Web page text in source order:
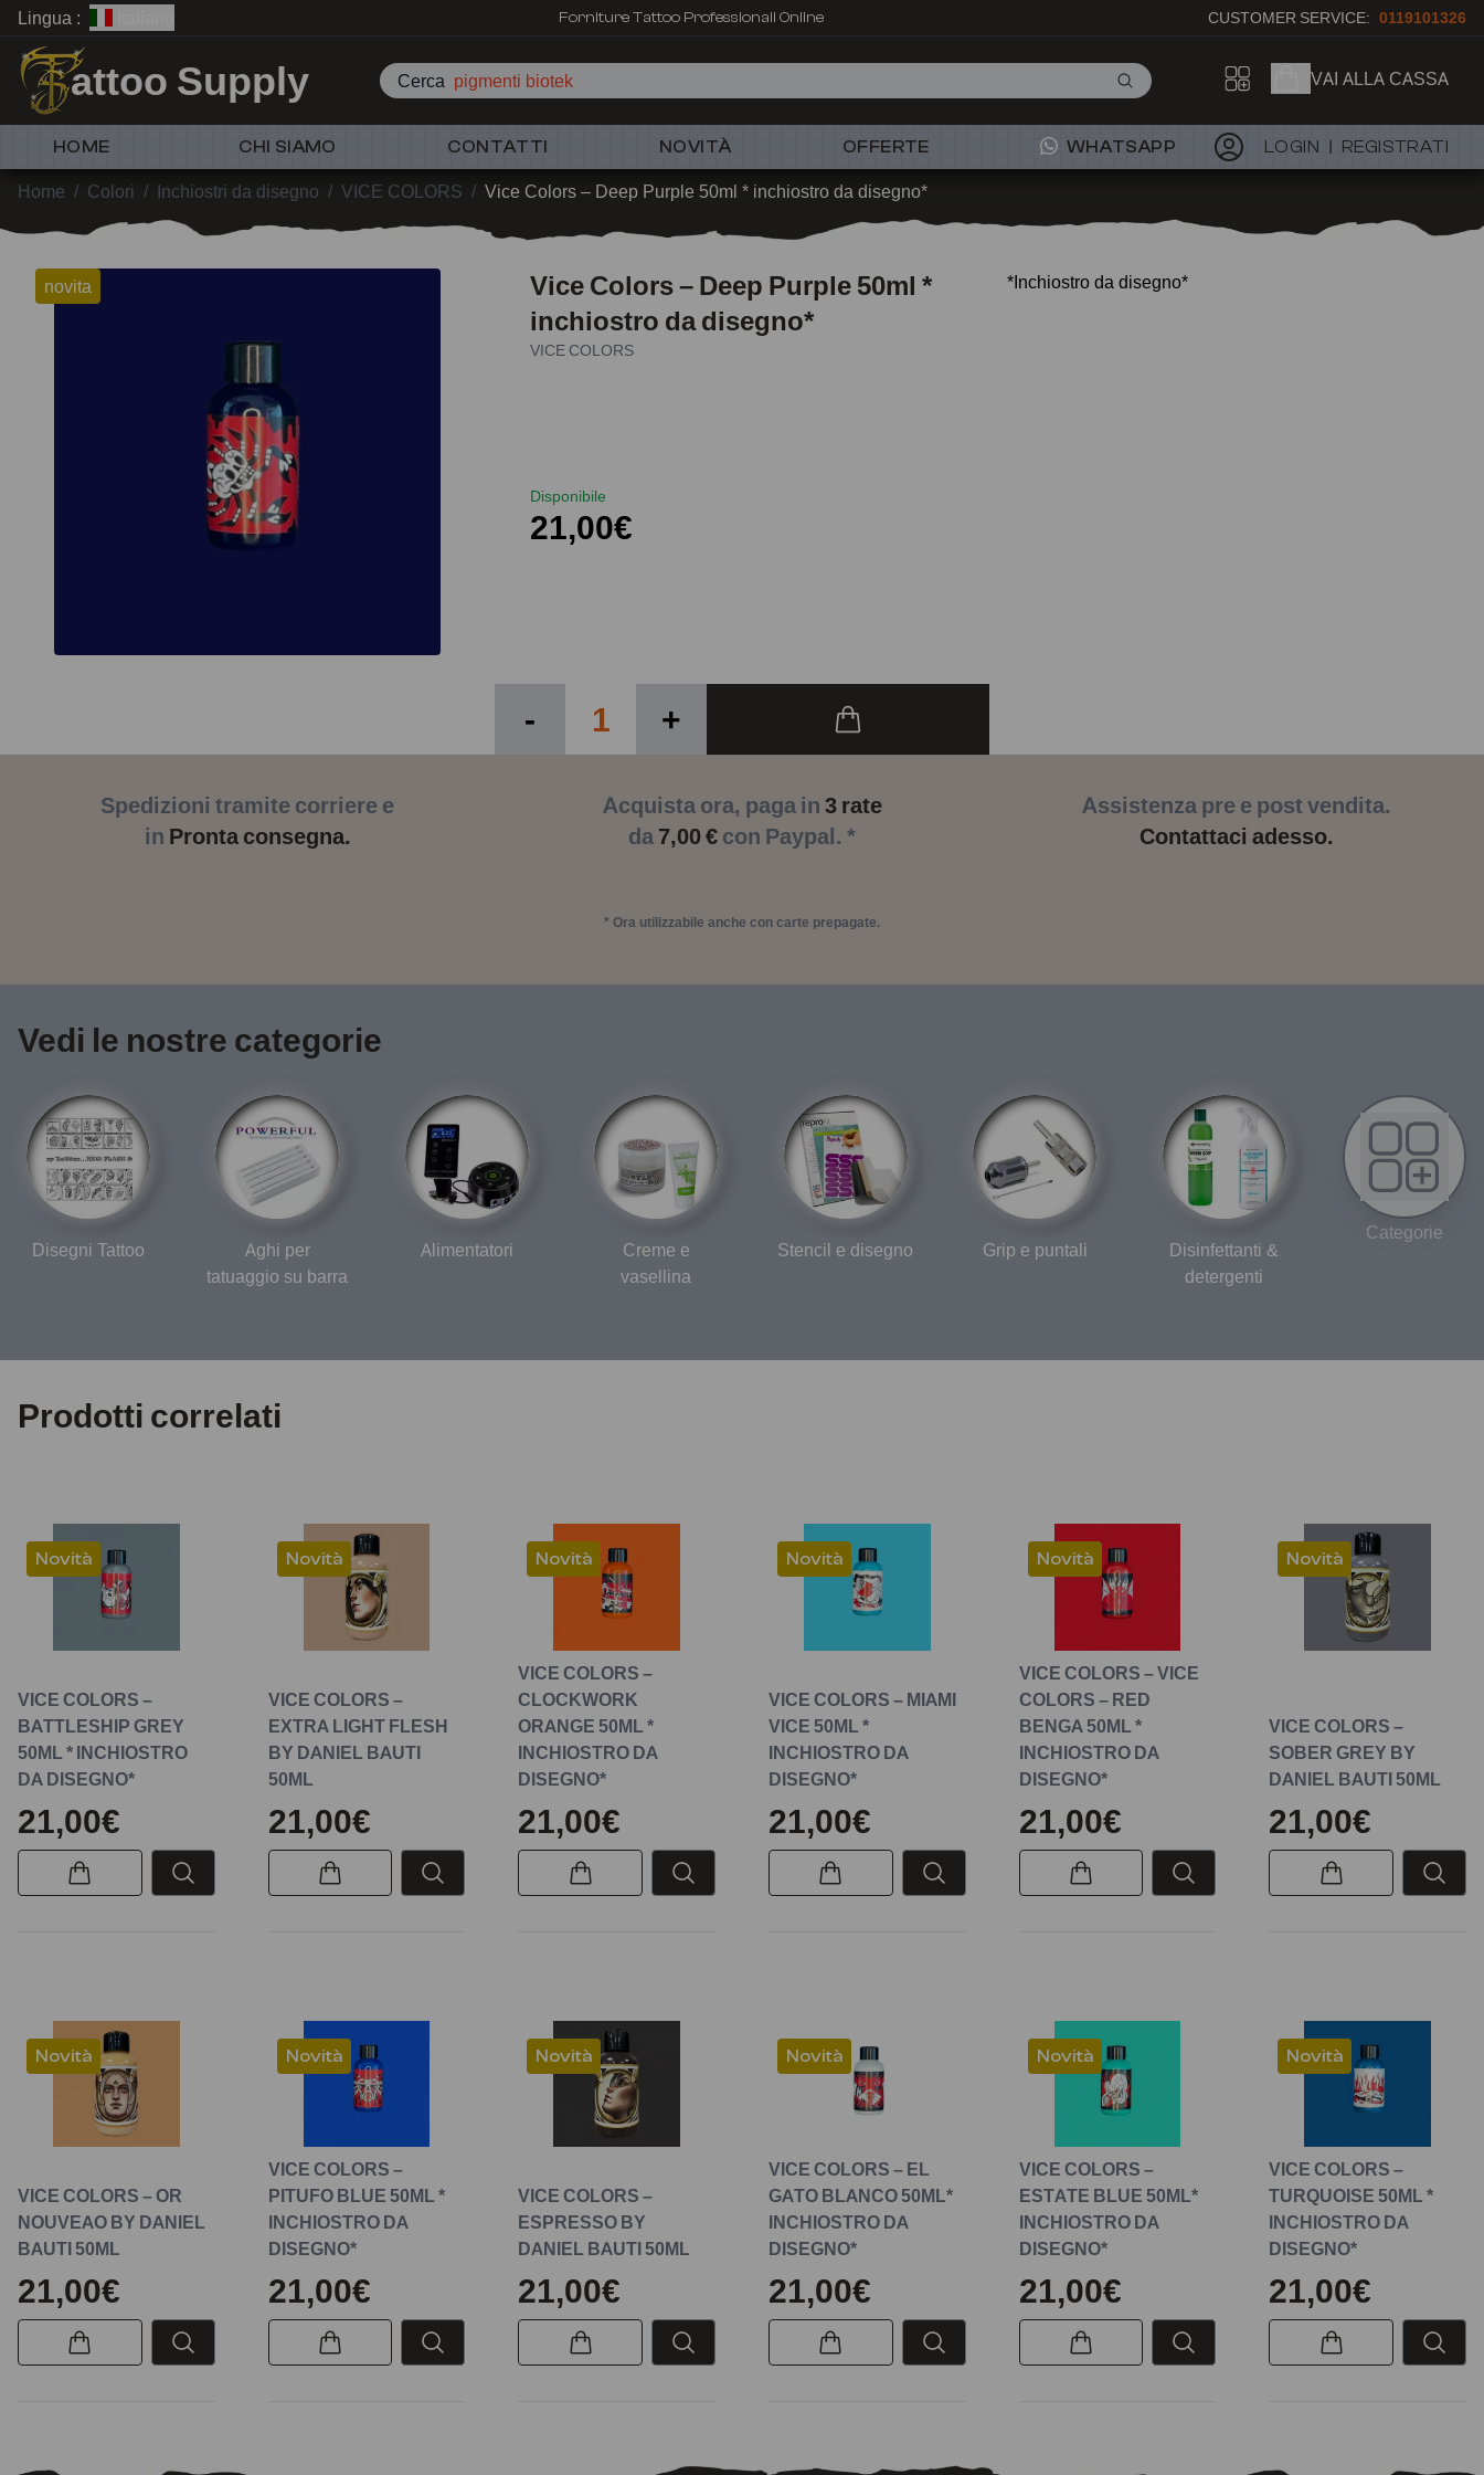
Lingua : Forniture Tattoo Professionali Online CUSTOMER SERVICE: 0119101326
attoo Supply Cerca pigmenti biotek VAI ALLA CASSA
HOME CHI SIAMO CONTATTI NOVITÀ OFFERTE WHATSAPP LOGIN REGISTRATI
Home / Colori / Inchiostri da disegno / VICE COLORS / Vice Colors – Deep Purple 50ml * inchiostro da disegno*
novita
Vice Colors – Deep Purple 50ml *
inchiostro da disegno*
VICE COLORS
Disponibile
21,00€
- +
*Inchiostro da disegno*
Spedizioni tramite corriere e
in Pronta consegna.
Acquista ora, paga in 3 rate
da 7,00 € con Paypal. *
* Ora utilizzabile anche con carte prepagate.
Assistenza pre e post vendita.
Contattaci adesso.
Vedi le nostre categorie
Disegni Tattoo
Aghi per
tatuaggio su barra
Alimentatori
Creme e
vasellina
Stencil e disegno Grip e puntali
Disinfettanti &
detergenti
Categorie
Prodotti correlati
Novità
VICE COLORS –
BATTLESHIP GREY
50ML * INCHIOSTRO
DA DISEGNO*
21,00€
Novità
VICE COLORS –
EXTRA LIGHT FLESH
BY DANIEL BAUTI
50ML
21,00€
Novità
VICE COLORS –
CLOCKWORK
ORANGE 50ML *
INCHIOSTRO DA
DISEGNO*
21,00€
Novità
VICE COLORS – MIAMI
VICE 50ML *
INCHIOSTRO DA
DISEGNO*
21,00€
Novità
VICE COLORS – VICE
COLORS – RED
BENGA 50ML *
INCHIOSTRO DA
DISEGNO*
21,00€
Novità
VICE COLORS –
SOBER GREY BY
DANIEL BAUTI 50ML
21,00€
Novità
VICE COLORS – OR
NOUVEAO BY DANIEL
BAUTI 50ML
21,00€
Novità
VICE COLORS –
PITUFO BLUE 50ML *
INCHIOSTRO DA
DISEGNO*
21,00€
Novità
VICE COLORS –
ESPRESSO BY
DANIEL BAUTI 50ML
21,00€
Novità
VICE COLORS – EL
GATO BLANCO 50ML*
INCHIOSTRO DA
DISEGNO*
21,00€
Novità
VICE COLORS –
ESTATE BLUE 50ML*
INCHIOSTRO DA
DISEGNO*
21,00€
Novità
VICE COLORS –
TURQUOISE 50ML *
INCHIOSTRO DA
DISEGNO*
21,00€